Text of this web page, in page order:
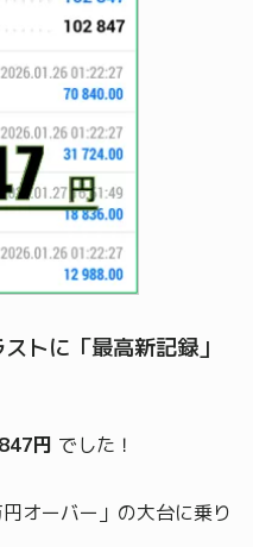
トに「最高新記録」
円 でした！
オーバー」の大台に乗り